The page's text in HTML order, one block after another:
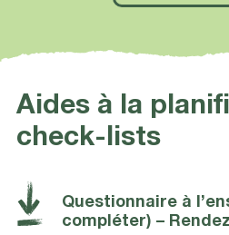
Aides à la
check-lists
Questionnaire à
compléter) –